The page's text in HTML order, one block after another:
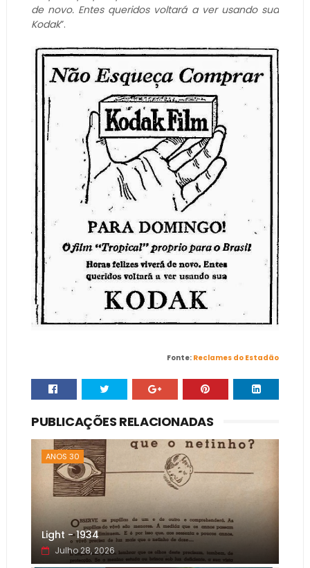
de novo. Entes queridos voltará a ver usando sua
Kodak”.
Fonte: Reclames do Estadão
PUBLICAÇÕES RELACIONADAS
ANOS 30
Light - 1934
Julho 28, 2026